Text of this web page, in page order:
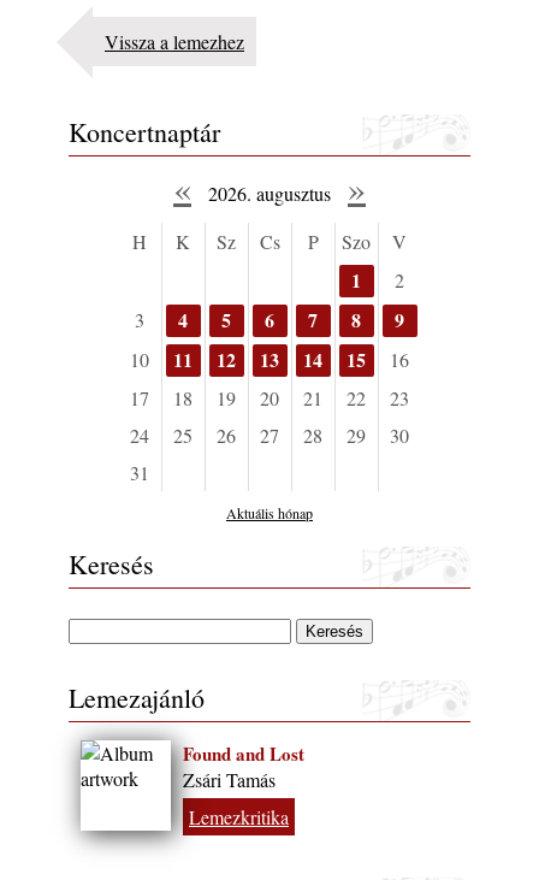
The Next Generation — 11. rész: Horváth
FREE JAZZ ALBUMS 2026 - 134. rész
2026. július 16.
A free jazz kiemelkedő alakjai - 79. rész:
Marion Brown
2026. július 13.
Vissza a lemezhez
Koncertnaptár
« 2026. augusztus »
H K Sz Cs P Szo V
1
2
3
4 5 6 7 8 9
10 11 12 13 14 15
16
17
18 19 20 21 22
23
24
25 26 27 28 29
30
31
Aktuális hónap
Keresés
Lemezajánló
Found and Lost
Zsári Tamás
Lemezkritika